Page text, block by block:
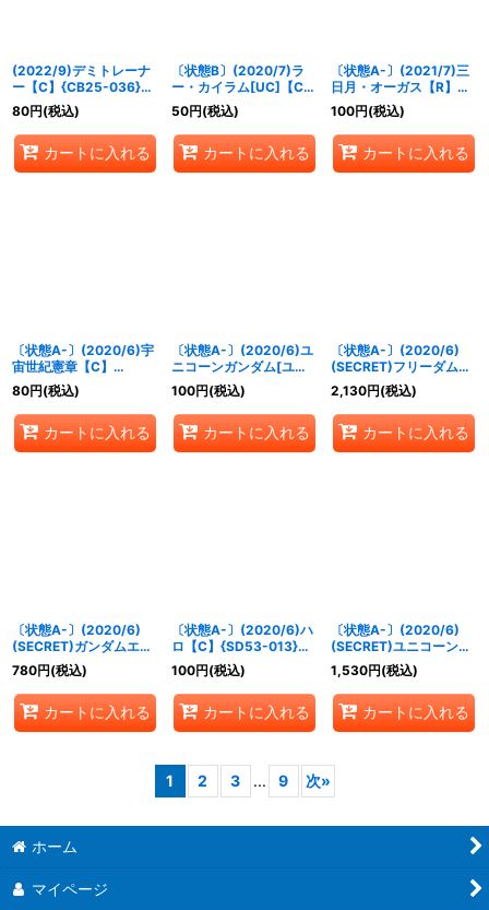
(2022/9)デミトレーナ
ー【C】{CB25-036}
《黄》
80円(税込)
カートに入れる
〔状態B〕(2020/7)ラ
ー・カイラム[UC]【C】
{CB13-070}《赤》
50円(税込)
カートに入れる
〔状態A-〕(2021/7)三
日月・オーガス【R】
{CB16-056}《紫》
100円(税込)
カートに入れる
〔状態A-〕(2020/6)宇
宙世紀憲章【C】
{SD54-015}《赤》
80円(税込)
カートに入れる
〔状態A-〕(2020/6)ユ
ニコーンガンダム[ユニ
コーンモード]【C】
{SD54-007}《赤》
100円(税込)
カートに入れる
〔状態A-〕(2020/6)
(SECRET)フリーダムガ
ンダム【X-SEC】
{SD52-X02}《白》
2,130円(税込)
カートに入れる
〔状態A-〕(2020/6)
(SECRET)ガンダムエク
シア【X-SEC】{SD53-
X01}《青》
780円(税込)
カートに入れる
〔状態A-〕(2020/6)ハ
ロ【C】{SD53-013}
《青》
100円(税込)
カートに入れる
〔状態A-〕(2020/6)
(SECRET)ユニコーンガ
ンダム[デストロイモー
ド]【X-SEC】{SD54-
X01}《赤》
1,530円(税込)
カートに入れる
1 2 3 ... 9 次»
ホーム
マイページ